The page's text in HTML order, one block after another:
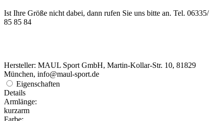
Ist Ihre Größe nicht dabei, dann rufen Sie uns bitte an. Tel. 06335/
85 85 84
Hersteller: MAUL Sport GmbH, Martin-Kollar-Str. 10, 81829
München, info@maul-sport.de
Eigenschaften
Details
Armlänge:
kurzarm
Farbe: